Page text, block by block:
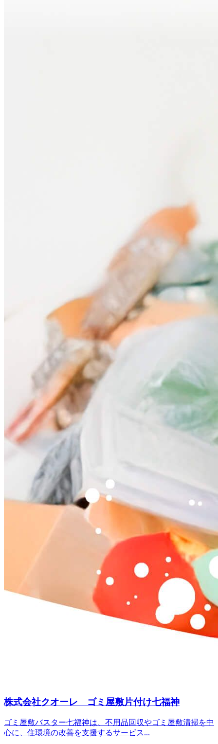
株式会社クオーレ ゴミ屋敷片付け七福神
ゴミ屋敷バスター七福神は、不用品回収やゴミ屋敷清掃を中
心に、住環境の改善を支援するサービス...